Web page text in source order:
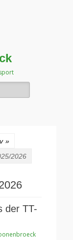
»
2026
der TT-